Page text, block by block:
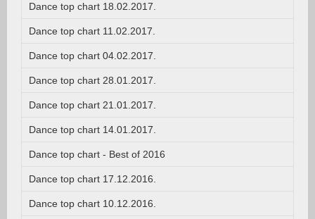
Dance top chart 18.02.2017.
Dance top chart 11.02.2017.
Dance top chart 04.02.2017.
Dance top chart 28.01.2017.
Dance top chart 21.01.2017.
Dance top chart 14.01.2017.
Dance top chart - Best of 2016
Dance top chart 17.12.2016.
Dance top chart 10.12.2016.